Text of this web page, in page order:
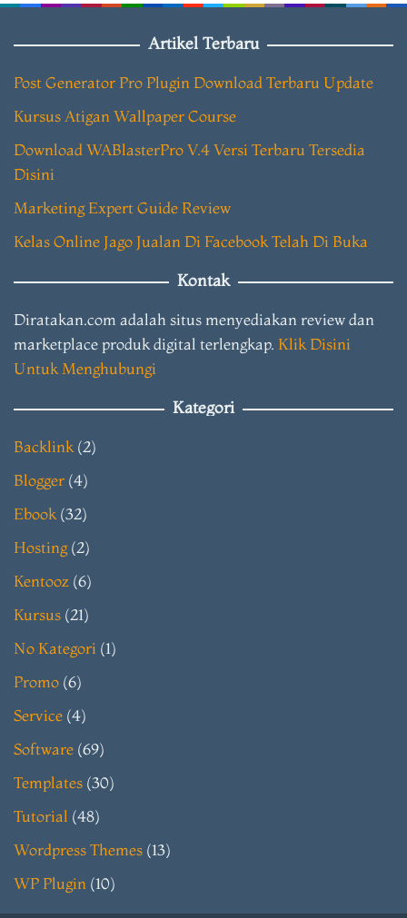
Artikel Terbaru
Post Generator Pro Plugin Download Terbaru Update
Kursus Atigan Wallpaper Course
Download WABlasterPro V.4 Versi Terbaru Tersedia
Disini
Marketing Expert Guide Review
Kelas Online Jago Jualan Di Facebook Telah Di Buka
Kontak
Diratakan.com adalah situs menyediakan review dan
marketplace produk digital terlengkap. Klik Disini
Untuk Menghubungi
Kategori
Backlink (2)
Blogger (4)
Ebook (32)
Hosting(2)
Kentooz (6)
Kursus (21)
No Kategori (1)
Promo (6)
Service (4)
Software (69)
Templates (30)
Tutorial (48)
Wordpress Themes (13)
WP Plugin (10)